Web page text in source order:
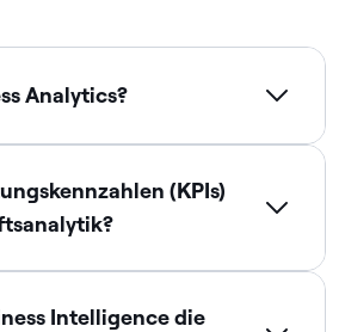
Analytics?
(KPIs)
Intelligence die